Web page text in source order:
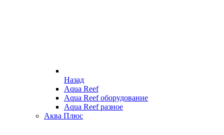
Назад
Aqua Reef
Aqua Reef оборудование
Aqua Reef разное
Аква Плюс